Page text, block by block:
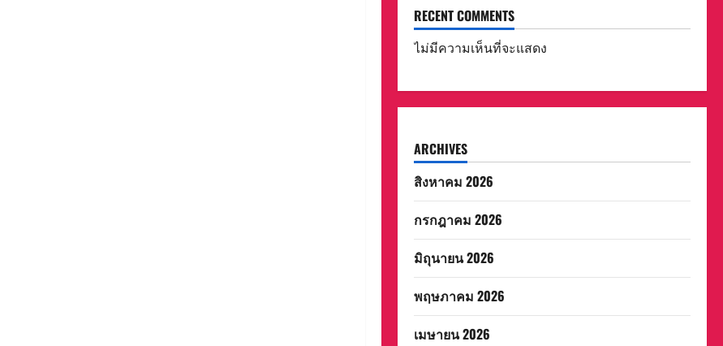
RECENT COMMENTS
ไม่มีความเห็นที่จะแสดง
ARCHIVES
สิงหาคม 2026
กรกฎาคม 2026
มิถุนายน 2026
พฤษภาคม 2026
เมษายน 2026